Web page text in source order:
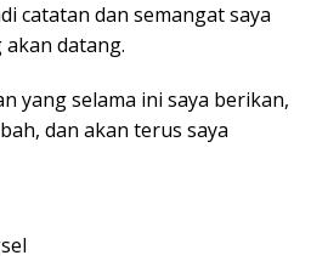
catatan dan semangat saya
datang.
yang selama ini saya berikan,
dan akan terus saya